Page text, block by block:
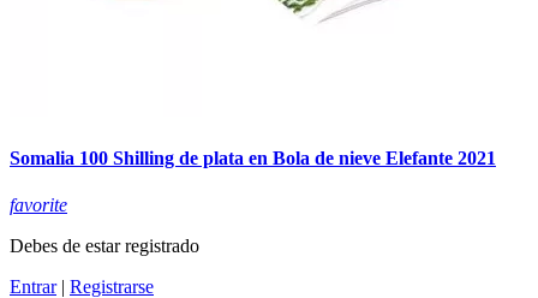
Somalia 100 Shilling de plata en Bola de nieve Elefante 2021
favorite
Debes de estar registrado
Entrar| Registrarse